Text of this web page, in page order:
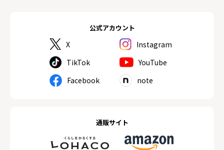
公式アカウント
X
Instagram
TikTok
YouTube
Facebook
note
通販サイト